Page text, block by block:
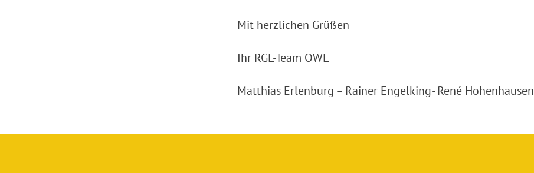
Mit herzlichen Grüßen
Ihr RGL-Team OWL
Matthias Erlenburg – Rainer Engelking- René Hohenhausen